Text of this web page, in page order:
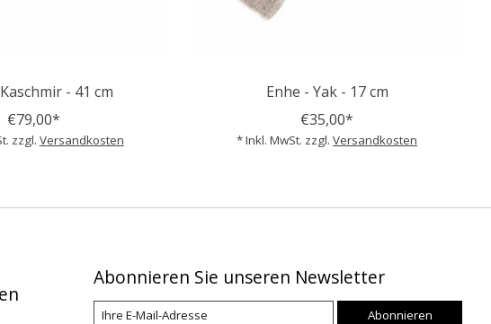
- 41 cm
€79,00*
zzgl. Versandkosten
Enhe - Yak - 17 cm
€35,00*
* Inkl. MwSt. zzgl.Versandkosten
Abonnieren Sie unseren Newsletter
Abonnieren